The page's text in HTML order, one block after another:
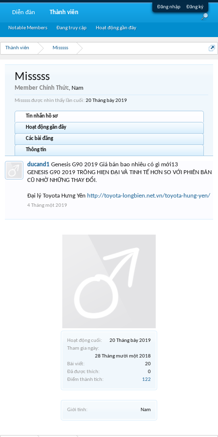
Đăng nhập Đăng ký
Thành viên Misssss
Hoạt động cuối:
20 Tháng bảy 2019
Tham gia ngày:
28 Tháng mười một 2018
Bài viết:
20
Đã được thích:
0
Điểm thành tích:
122
Giới tính: Nam
Misssss
Member Chính Thức, Nam
Misssss được nhìn thấy lần cuối: 20 Tháng bảy 2019
Tin nhắn hồ sơ
Hoạt động gần đây
Các bài đăng
Thông tin
ducand1 Genesis G90 2019 Giá bán bao nhiêu có gì mới13
GENESIS G90 2019 TRÔNG HIỆN ĐẠI VÀ TINH TẾ HƠN SO VỚI PHIÊN BẢN
CŨ NHỜ NHỮNG THAY ĐỔI.
Đại lý Toyota Hưng Yên http://toyota-longbien.net.vn/toyota-hung-yen/
4 Tháng một 2019
Diễn đàn Thành viên
Notable Members Đang truy cập Hoạt động gần đây